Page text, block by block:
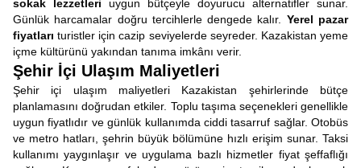
sokak lezzetleri uygun bütçeyle doyurucu alternatifler sunar.
Günlük harcamalar doğru tercihlerle dengede kalır. Yerel pazar
fiyatları turistler için cazip seviyelerde seyreder. Kazakistan yeme
içme kültürünü yakından tanıma imkânı verir.
Şehir İçi Ulaşım Maliyetleri
Şehir içi ulaşım maliyetleri Kazakistan şehirlerinde bütçe
planlamasını doğrudan etkiler. Toplu taşıma seçenekleri genellikle
uygun fiyatlıdır ve günlük kullanımda ciddi tasarruf sağlar. Otobüs
ve metro hatları, şehrin büyük bölümüne hızlı erişim sunar. Taksi
kullanımı yaygınlaşır ve uygulama bazlı hizmetler fiyat şeffaflığı